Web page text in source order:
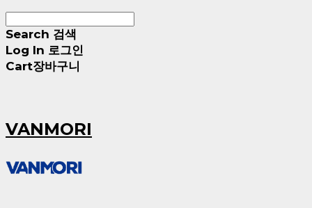
Search 검색
Log In 로그인
Cart장바구니
VANMORI